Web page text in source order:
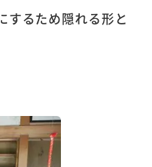
するため隠れる形と